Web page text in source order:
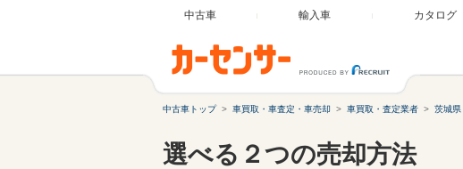
中古車 輸入車 カタログ
中古車トップ
車買取・車査定・車売却 車買取・査定業者 茨城県
選べる２つの売却方法